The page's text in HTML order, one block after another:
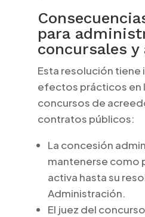
para
concursales y
Esta resolución
efectos prácticos en
concursos de
contratos públicos:
La concesión
mantenerse como
activa hasta su
Administración.
El juez del